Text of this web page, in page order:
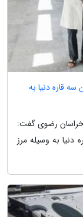
قاره دنیا به
رضوی گفت:
دنیا به وسیله مرز